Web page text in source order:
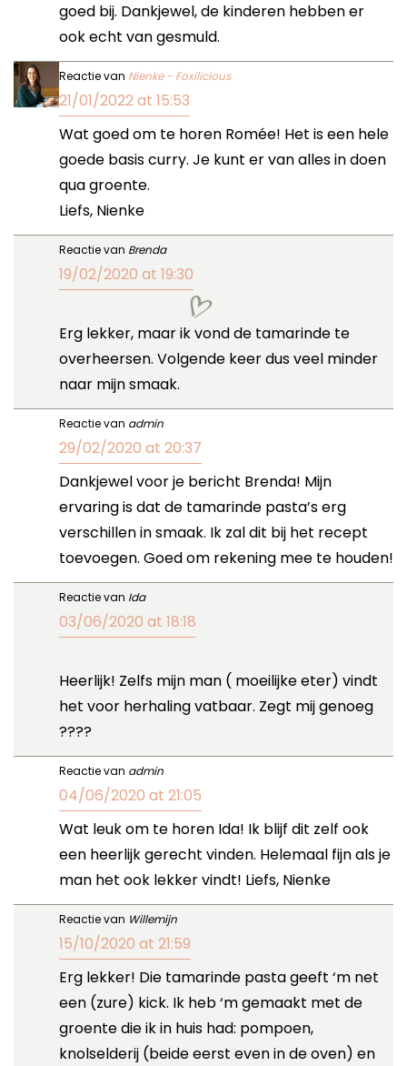
goed bij. Dankjewel, de kinderen hebben er
ook echt van gesmuld.
Reactie van Nienke - Foxilicious
21/01/2022 at 15:53
Wat goed om te horen Romée! Het is een hele
goede basis curry. Je kunt er van alles in doen
qua groente.
Liefs, Nienke
Reactie van Brenda
19/02/2020 at 19:30
Erg lekker, maar ik vond de tamarinde te
overheersen. Volgende keer dus veel minder
naar mijn smaak.
Reactie van admin
29/02/2020 at 20:37
Dankjewel voor je bericht Brenda! Mijn
ervaring is dat de tamarinde pasta’s erg
verschillen in smaak. Ik zal dit bij het recept
toevoegen. Goed om rekening mee te houden!
Reactie van Ida
03/06/2020 at 18:18
Heerlijk! Zelfs mijn man ( moeilijke eter) vindt
het voor herhaling vatbaar. Zegt mij genoeg
????
Reactie van admin
04/06/2020 at 21:05
Wat leuk om te horen Ida! Ik blijf dit zelf ook
een heerlijk gerecht vinden. Helemaal fijn als je
man het ook lekker vindt! Liefs, Nienke
Reactie van Willemijn
15/10/2020 at 21:59
Erg lekker! Die tamarinde pasta geeft ‘m net
een (zure) kick. Ik heb ‘m gemaakt met de
groente die ik in huis had: pompoen,
knolselderij (beide eerst even in de oven) en